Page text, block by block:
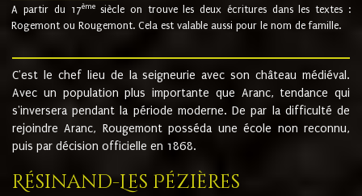
A partir du 17ème siècle on trouve les deux écritures dans les textes :
Rogemont ou Rougemont. Cela est valable aussi pour le nom de famille.
C'est le chef lieu de la seigneurie avec son château médiéval.
Avec un population plus importante que Aranc, tendance qui
s'inversera pendant la période moderne. De par la difficulté de
rejoindre Aranc, Rougemont posséda une école non reconnu,
puis par décision officielle en 1868.
Résinand-Les Pézières